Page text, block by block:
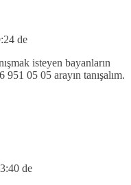
de
isteyen bayanların
05 05 arayın tanışalım.
de